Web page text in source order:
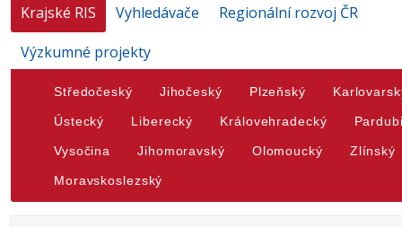
Krajské RIS Vyhledávače
Regionální rozvoj ČR
Výzkumné projekty
Středočeský Jihočeský Plzeňský
Ústecký Liberecký Královehradecký
Vysočina Jihomoravský Olomoucký Zlínský
Moravskoslezský